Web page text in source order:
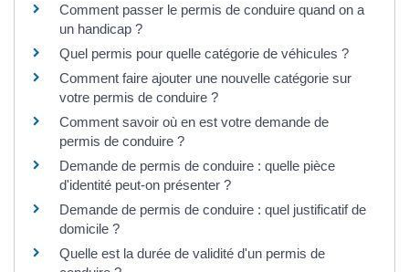
Comment passer le permis de conduire quand on a
un handicap ?
Quel permis pour quelle catégorie de véhicules ?
Comment faire ajouter une nouvelle catégorie sur
votre permis de conduire ?
Comment savoir où en est votre demande de
permis de conduire ?
Demande de permis de conduire : quelle pièce
d'identité peut-on présenter ?
Demande de permis de conduire : quel justificatif de
domicile ?
Quelle est la durée de validité d'un permis de